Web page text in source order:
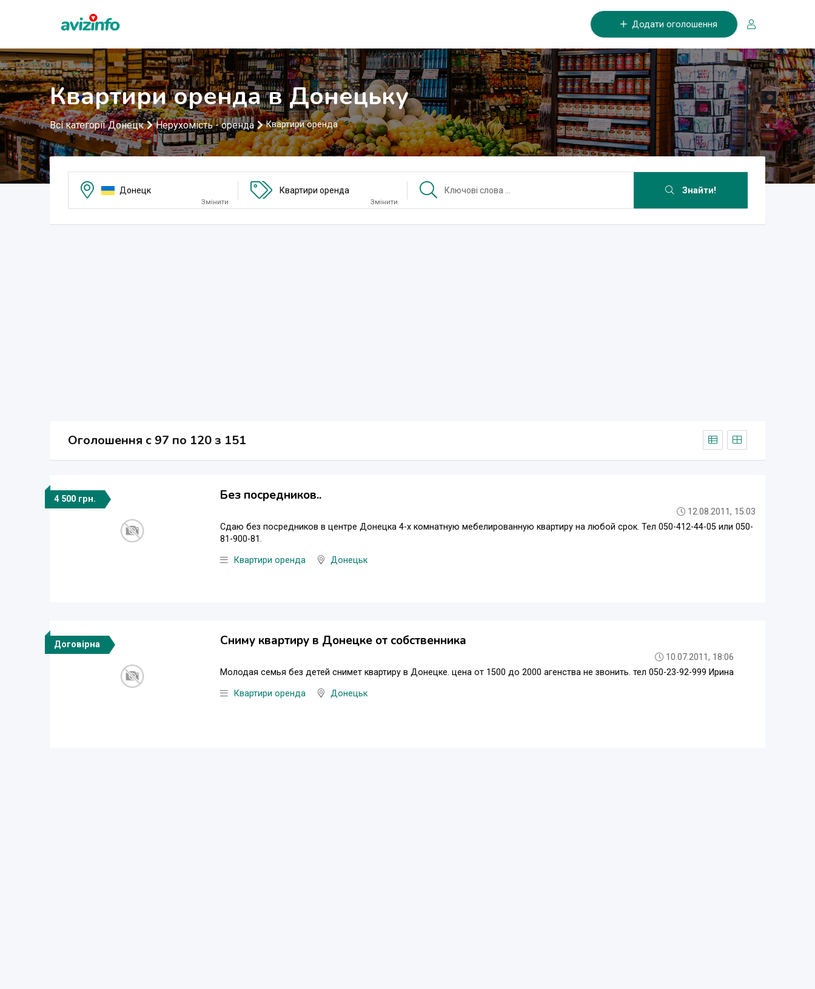
Додати оголошення
Квартири оренда в Донецьку
Всі категорії Донецк Нерухомість - оренда Квартири оренда
Донецк
Змінити
Квартири оренда
Змінити
Знайти!
Оголошення c 97 по 120 з 151
4 500 грн. Без посредников..
12.08.2011, 15:03
Сдаю без посредников в центре Донецка 4-х комнатную мебелированную квартиру на любой срок. Тел 050-412-44-05 или 050-
81-900-81.
Квартири оренда Донецьк
Договірна Сниму квартиру в Донецке от собственника
10.07.2011, 18:06
Молодая семья без детей снимет квартиру в Донецке. цена от 1500 до 2000 агенства не звонить. тел 050-23-92-999 Ирина
Квартири оренда Донецьк